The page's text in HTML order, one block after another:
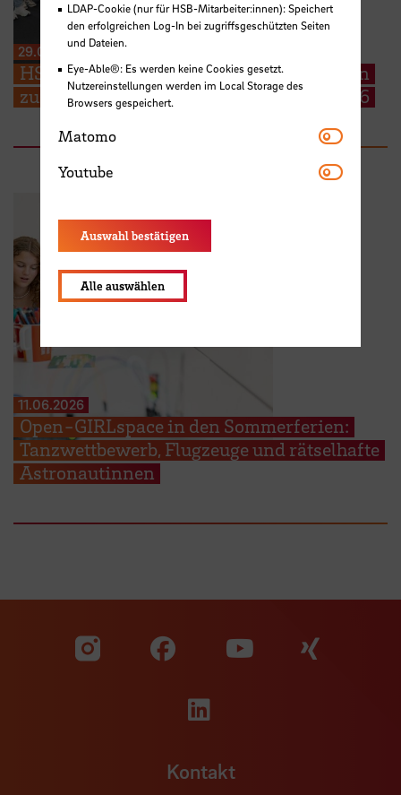
29.06.2026
HSB begrüßt EMSS Studierende aus Polen
zum Start der EMSS-Industry Week 2026
11.06.2026
Open-GIRLspace in den Sommerferien:
Tanzwettbewerb, Flugzeuge und rätselhafte
Astronautinnen
Zu unserer Facebook
Zu
Zu unserer
Kontakt
LDAP-Cookie (nur für HSB-Mitarbeiter:innen): Speichert
den erfolgreichen Log-In bei zugriffsgeschützten Seiten
und Dateien.
Eye-Able®: Es werden keine Cookies gesetzt.
Nutzereinstellungen werden im Local Storage des
Browsers gespeichert.
Matomo Matomo
Youtube Youtube
Auswahl bestätigen
Alle auswählen